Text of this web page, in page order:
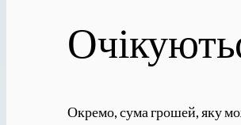
Окремо, сума грошей, яку